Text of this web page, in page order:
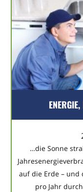
…die Sonne
auf die Erde – und
pro Jahr